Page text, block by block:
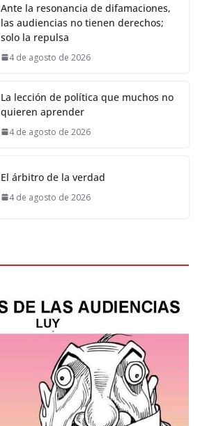
Ante la resonancia de difamaciones,
las audiencias no tienen derechos;
solo la repulsa
4 de agosto de 2026
La lección de política que muchos no
quieren aprender
4 de agosto de 2026
El árbitro de la verdad
4 de agosto de 2026